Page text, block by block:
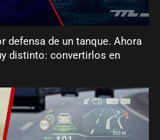
defensa de un tanque. Ahora
distinto: convertirlos en